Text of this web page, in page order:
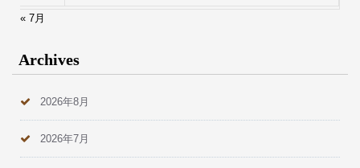
« 7月
Archives
2026年8月
2026年7月